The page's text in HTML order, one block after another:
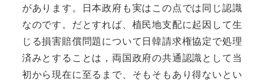
があります。日本政府も実はこの点では同じ認識
なのです。だとすれば、植民地支配に起因して生
じる損害賠償問題について日韓請求権協定で処理
済みとすることは，両国政府の共通認識として当
初から現在に至るまで、そもそもあり得ないとい